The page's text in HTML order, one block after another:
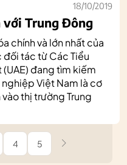
18/10/2019
với Trung Đông
chính và lớn nhất của
đối tác từ Các Tiểu
đang tìm kiếm
Việt Nam là cơ
thị trường Trung
4 5